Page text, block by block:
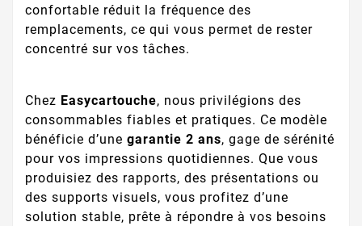
confortable réduit la fréquence des
remplacements, ce qui vous permet de rester
concentré sur vos tâches.
Chez Easycartouche, nous privilégions des
consommables fiables et pratiques. Ce modèle
bénéficie d’une garantie 2 ans, gage de sérénité
pour vos impressions quotidiennes. Que vous
produisiez des rapports, des présentations ou
des supports visuels, vous profitez d’une
solution stable, prête à répondre à vos besoins